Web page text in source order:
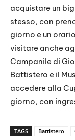
acquistare un
stesso, con
giorno e un
visitare anche
Campanile di
Battistero e il
accedere alla
giorno, con
TAGS Battistero